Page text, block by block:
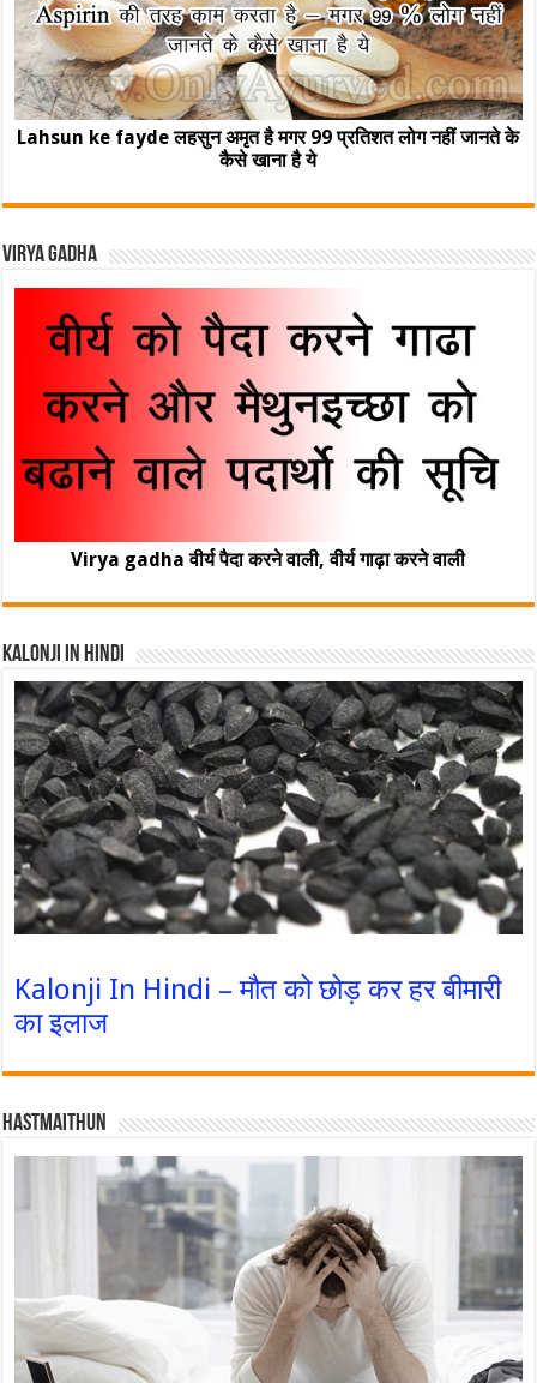
Lahsun ke fayde लहसुन अमृत है मगर 99 प्रतिशत लोग नहीं जानते के
कैसे खाना है ये
Virya Gadha
Virya gadha वीर्य पैदा करने वाली, वीर्य गाढ़ा करने वाली
Kalonji In Hindi
Kalonji In Hindi – मौत को छोड़ कर हर बीमारी
का इलाज
Hastmaithun